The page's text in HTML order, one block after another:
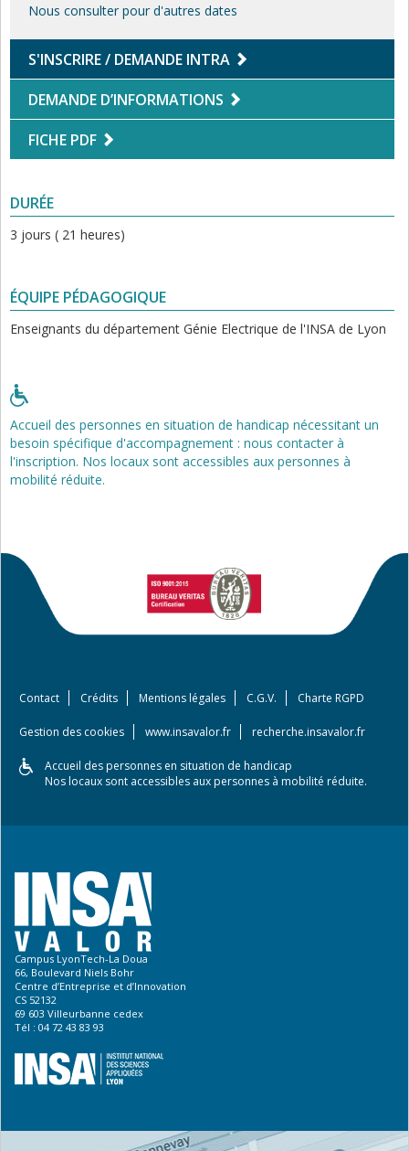
Nous consulter pour d'autres dates
S'INSCRIRE / DEMANDE INTRA
DEMANDE D’INFORMATIONS
FICHE PDF
DURÉE
3 jours ( 21 heures)
ÉQUIPE PÉDAGOGIQUE
Enseignants du département Génie Electrique de l'INSA de Lyon
Accueil des personnes en situation de handicap nécessitant un
besoin spécifique d'accompagnement : nous contacter à
l'inscription. Nos locaux sont accessibles aux personnes à
mobilité réduite.
Contact Crédits Mentions légales C.G.V. Charte RGPD
Gestion des cookies www.insavalor.fr recherche.insavalor.fr
Accueil des personnes en situation de handicap
Nos locaux sont accessibles aux personnes à mobilité réduite.
Campus LyonTech-La Doua
66, Boulevard Niels Bohr
Centre d’Entreprise et d’Innovation
CS 52132
69 603 Villeurbanne cedex
Tél : 04 72 43 83 93